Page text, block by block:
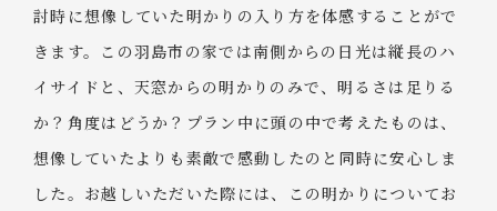
討時に想像していた明かりの入り方を体感することがで
きます。この羽島市の家では南側からの日光は縦長のハ
イサイドと、天窓からの明かりのみで、明るさは足りる
か？角度はどうか？プラン中に頭の中で考えたものは、
想像していたよりも素敵で感動したのと同時に安心しま
した。お越しいただいた際には、この明かりについてお